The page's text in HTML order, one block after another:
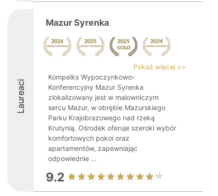
Laureaci
Mazur Syrenka
Pokaż więcej >>
Kompelks Wypoczynkowo-
Konferencyjny Mazur Syrenka
zlokalizowany jest w malowniczym
sercu Mazur, w obrębie Mazurskiego
Parku Krajobrazowego nad rzeką
Krutynią. Ośrodek oferuje szeroki wybór
komfortowych pokoi oraz
apartamentów, zapewniając
odpowiednie ...
9.2